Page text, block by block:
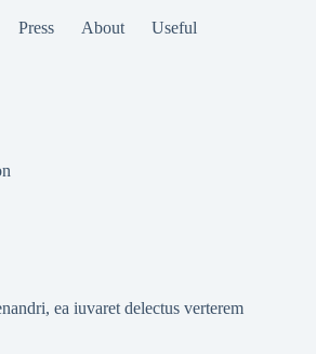
Press About Useful
ea iuvaret delectus verterem